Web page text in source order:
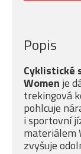
Popis
Cyklistické
Women je
trekingová
pohlcuje
i sportovní
materiálem
zvyšuje